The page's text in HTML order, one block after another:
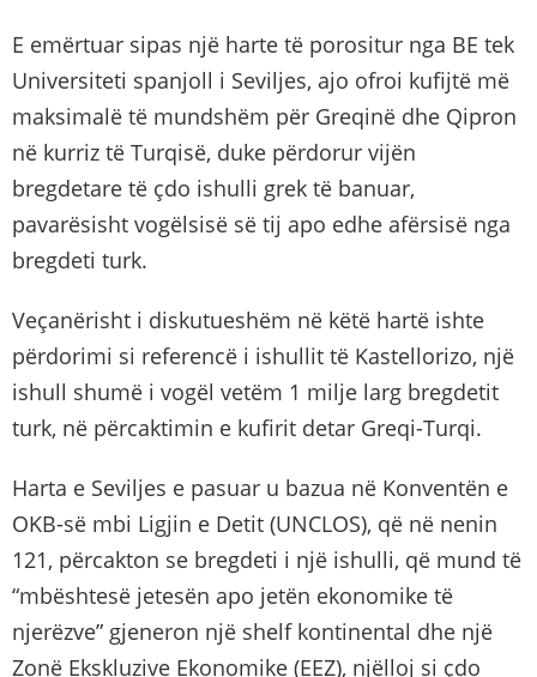
E emërtuar sipas një harte të porositur nga BE tek
Universiteti spanjoll i Seviljes, ajo ofroi kufijtë më
maksimalë të mundshëm për Greqinë dhe Qipron
në kurriz të Turqisë, duke përdorur vijën
bregdetare të çdo ishulli grek të banuar,
pavarësisht vogëlsisë së tij apo edhe afërsisë nga
bregdeti turk.
Veçanërisht i diskutueshëm në këtë hartë ishte
përdorimi si referencë i ishullit të Kastellorizo, një
ishull shumë i vogël vetëm 1 milje larg bregdetit
turk, në përcaktimin e kufirit detar Greqi-Turqi.
Harta e Seviljes e pasuar u bazua në Konventën e
OKB-së mbi Ligjin e Detit (UNCLOS), që në nenin
121, përcakton se bregdeti i një ishulli, që mund të
“mbështesë jetesën apo jetën ekonomike të
njerëzve” gjeneron një shelf kontinental dhe një
Zonë Ekskluzive Ekonomike (EEZ), njëlloj si çdo